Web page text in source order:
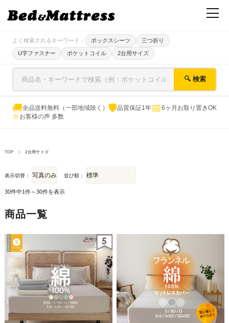
よく検索されるキーワード： ボックスシーツ 三つ折り
U字ファスナー ポケットコイル 2台用サイズ
🔍 検索
🚚全品送料無料（一部地域除く） 🛡品質保証1年📅6ヶ月お取り置きOK
⭐お客様の声 多数
TOP 2台用サイズ
表示切替： 並び順：
30件中1件～30件を表示
商品一覧